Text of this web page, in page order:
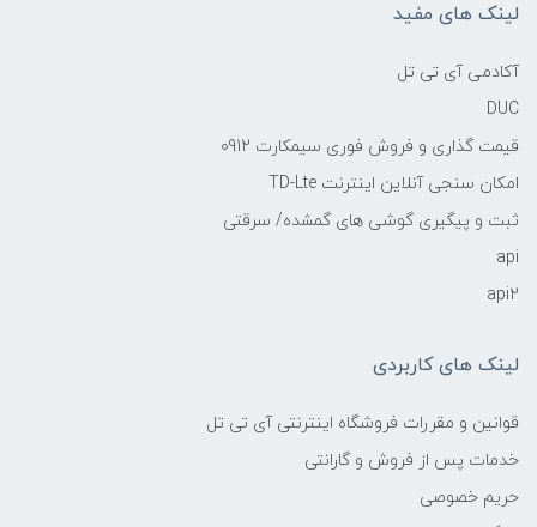
لینک های مفید
آکادمی آی تی تل
DUC
قیمت گذاری و فروش فوری سیمکارت 0912
امکان سنجی آنلاین اینترنت TD-Lte
ثبت و پیگیری گوشی های گمشده/ سرقتی
api
api2
لینک های کاربردی
قوانین و مقررات فروشگاه اینترنتی آی تی تل
خدمات پس از فروش و گارانتی
حریم خصوصی